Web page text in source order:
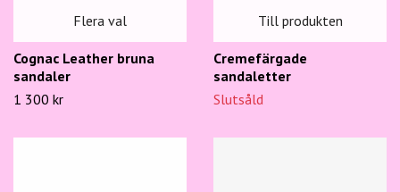
Flera val
Cognac Leather bruna
sandaler
1 300 kr
Till produkten
Cremefärgade
sandaletter
Slutsåld